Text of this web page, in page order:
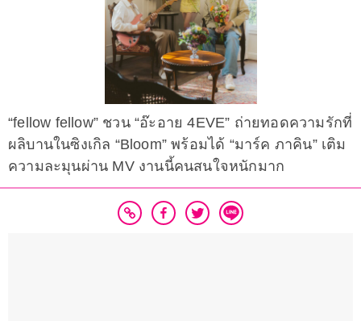
“fellow fellow” ชวน “อ๊ะอาย 4EVE” ถ่ายทอดความรักที่
ผลิบานในซิงเกิล “Bloom” พร้อมได้ “มาร์ค ภาคิน” เติม
ความละมุนผ่าน MV งานนี้คนสนใจหนักมาก